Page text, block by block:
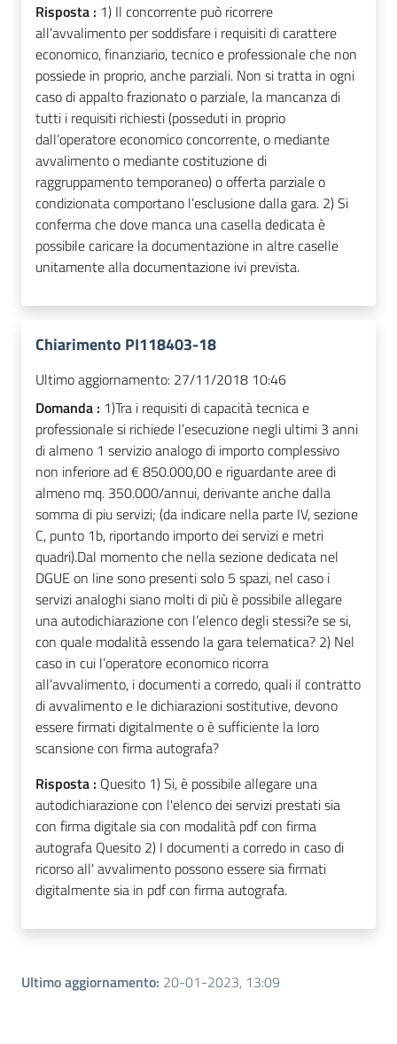
Risposta : 1) Il concorrente può ricorrere
all’avvalimento per soddisfare i requisiti di carattere
economico, finanziario, tecnico e professionale che non
possiede in proprio, anche parziali. Non si tratta in ogni
caso di appalto frazionato o parziale, la mancanza di
tutti i requisiti richiesti (posseduti in proprio
dall’operatore economico concorrente, o mediante
avvalimento o mediante costituzione di
raggruppamento temporaneo) o offerta parziale o
condizionata comportano l’esclusione dalla gara. 2) Si
conferma che dove manca una casella dedicata è
possibile caricare la documentazione in altre caselle
unitamente alla documentazione ivi prevista.
Chiarimento PI118403-18
Ultimo aggiornamento: 27/11/2018 10:46
Domanda : 1)Tra i requisiti di capacità tecnica e
professionale si richiede l’esecuzione negli ultimi 3 anni
di almeno 1 servizio analogo di importo complessivo
non inferiore ad € 850.000,00 e riguardante aree di
almeno mq. 350.000/annui, derivante anche dalla
somma di piu servizi; (da indicare nella parte IV, sezione
C, punto 1b, riportando importo dei servizi e metri
quadri).Dal momento che nella sezione dedicata nel
DGUE on line sono presenti solo 5 spazi, nel caso i
servizi analoghi siano molti di più è possibile allegare
una autodichiarazione con l’elenco degli stessi?e se si,
con quale modalità essendo la gara telematica? 2) Nel
caso in cui l’operatore economico ricorra
all’avvalimento, i documenti a corredo, quali il contratto
di avvalimento e le dichiarazioni sostitutive, devono
essere firmati digitalmente o è sufficiente la loro
scansione con firma autografa?
Risposta : Quesito 1) Si, è possibile allegare una
autodichiarazione con l'elenco dei servizi prestati sia
con firma digitale sia con modalità pdf con firma
autografa Quesito 2) I documenti a corredo in caso di
ricorso all' avvalimento possono essere sia firmati
digitalmente sia in pdf con firma autografa.
Ultimo aggiornamento: 20-01-2023, 13:09